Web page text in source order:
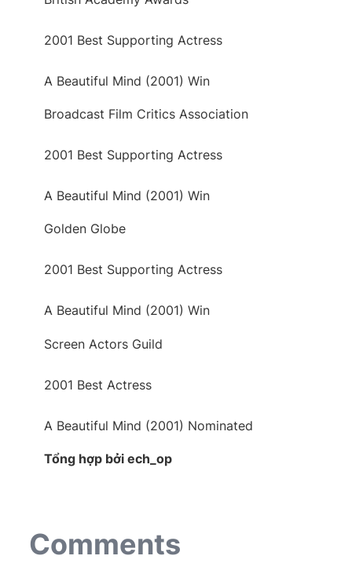
2001 Best Supporting Actress
A Beautiful Mind (2001) Win
Broadcast Film Critics Association
2001 Best Supporting Actress
A Beautiful Mind (2001) Win
Golden Globe
2001 Best Supporting Actress
A Beautiful Mind (2001) Win
Screen Actors Guild
2001 Best Actress
A Beautiful Mind (2001) Nominated
Tổng hợp bởi ech_op
Comments